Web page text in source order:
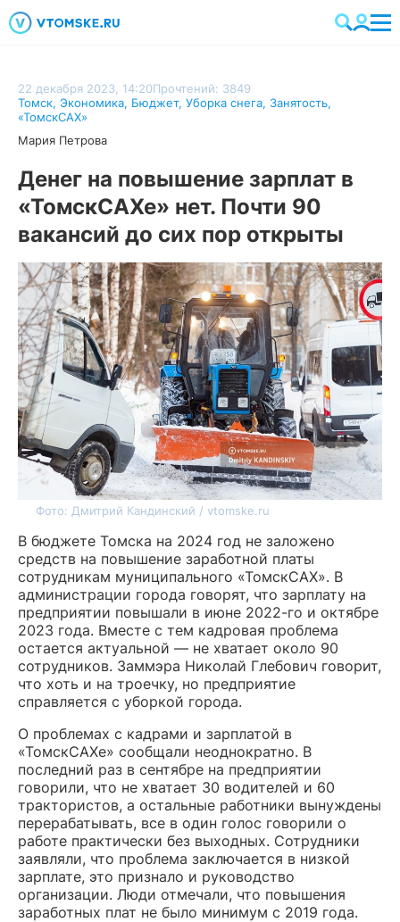
22 декабря 2023, 14:20Прочтений: 3849
Томск, Экономика, Бюджет, Уборка снега, Занятость,
«ТомскСАХ»
Мария Петрова
Денег на повышение зарплат в
«ТомскСАХе» нет. Почти 90
вакансий до сих пор открыты
Фото: Дмитрий Кандинский / vtomske.ru
В бюджете Томска на 2024 год не заложено
средств на повышение заработной платы
сотрудникам муниципального «ТомскСАХ». В
администрации города говорят, что зарплату на
предприятии повышали в июне 2022-го и октябре
2023 года. Вместе с тем кадровая проблема
остается актуальной — не хватает около 90
сотрудников. Заммэра Николай Глебович говорит,
что хоть и на троечку, но предприятие
справляется с уборкой города.
О проблемах с кадрами и зарплатой в
«ТомскСАХе» сообщали неоднократно. В
последний раз в сентябре на предприятии
говорили, что не хватает 30 водителей и 60
трактористов, а остальные работники вынуждены
перерабатывать, все в один голос говорили о
работе практически без выходных. Сотрудники
заявляли, что проблема заключается в низкой
зарплате, это признало и руководство
организации. Люди отмечали, что повышения
заработных плат не было минимум с 2019 года.